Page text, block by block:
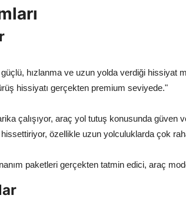
hızlanma ve uzun yolda verdiği hissiyat
hissiyatı gerçekten premium seviyede."
çalışıyor, araç yol tutuş konusunda güven
özellikle uzun yolculuklarda çok
paketleri gerçekten tatmin edici, araç